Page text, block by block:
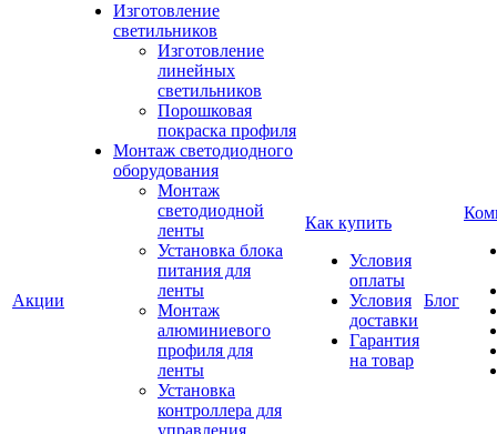
Акции
Изготовление
светильников
Изготовление
линейных
светильников
Порошковая
покраска профиля
Монтаж светодиодного
оборудования
Монтаж
светодиодной
ленты
Установка блока
питания для
ленты
Монтаж
алюминиевого
профиля для
ленты
Установка
контроллера для
управления
Как купить
Условия
оплаты
Условия
доставки
Гарантия
на товар
Блог